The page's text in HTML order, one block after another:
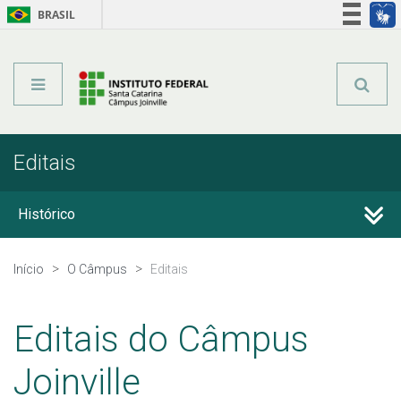
BRASIL
Editais
Histórico
Estrutura Organizacional
Documentos Norteadores
Início O Câmpus Editais
Editais do Câmpus
Joinville